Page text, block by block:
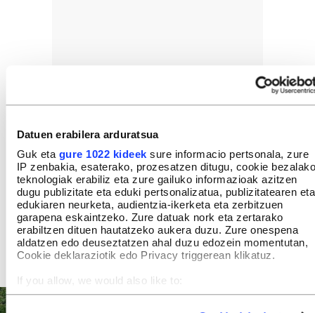
Datuen erabilera arduratsua
Guk eta gure 1022 kideek sure informacio pertsonala, zure
IP zenbakia, esaterako, prozesatzen ditugu, cookie bezalako
teknologiak erabiliz eta zure gailuko informazioak azitzen
dugu publizitate eta eduki pertsonalizatua, publizitatearen eta
edukiaren neurketa, audientzia-ikerketa eta zerbitzuen
garapena eskaintzeko. Zure datuak nork eta zertarako
erabiltzen dituen hautatzeko aukera duzu. Zure onespena
aldatzen edo deuseztatzen ahal duzu edozein momentutan,
Cookie deklaraziotik edo Privacy triggerean klikatuz.
If you allow, we would also like to:
Collect information about your geographical location